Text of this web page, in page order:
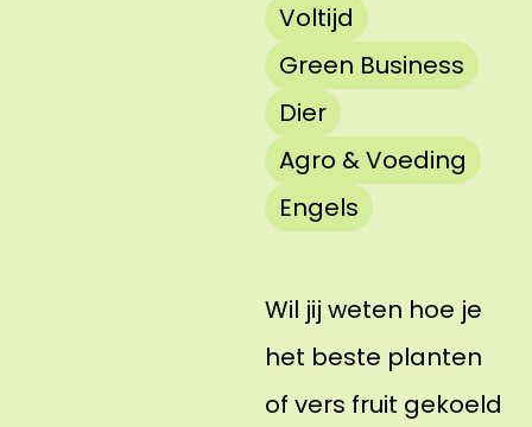
Voltijd
Green Business
Dier
Agro & Voeding
Engels
Wil jij weten hoe je
het beste planten
of vers fruit gekoeld